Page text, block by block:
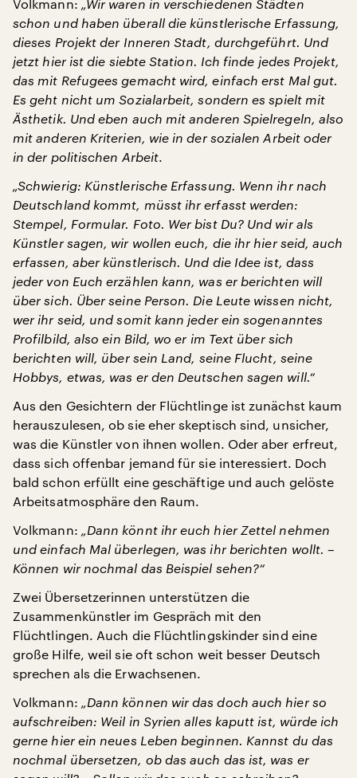
Volkmann: „Wir waren in verschiedenen Städten
schon und haben überall die künstlerische Erfassung,
dieses Projekt der Inneren Stadt, durchgeführt. Und
jetzt hier ist die siebte Station. Ich finde jedes Projekt,
das mit Refugees gemacht wird, einfach erst Mal gut.
Es geht nicht um Sozialarbeit, sondern es spielt mit
Ästhetik. Und eben auch mit anderen Spielregeln, also
mit anderen Kriterien, wie in der sozialen Arbeit oder
in der politischen Arbeit.
„Schwierig: Künstlerische Erfassung. Wenn ihr nach
Deutschland kommt, müsst ihr erfasst werden:
Stempel, Formular. Foto. Wer bist Du? Und wir als
Künstler sagen, wir wollen euch, die ihr hier seid, auch
erfassen, aber künstlerisch. Und die Idee ist, dass
jeder von Euch erzählen kann, was er berichten will
über sich. Über seine Person. Die Leute wissen nicht,
wer ihr seid, und somit kann jeder ein sogenanntes
Profilbild, also ein Bild, wo er im Text über sich
berichten will, über sein Land, seine Flucht, seine
Hobbys, etwas, was er den Deutschen sagen will.“
Aus den Gesichtern der Flüchtlinge ist zunächst kaum
herauszulesen, ob sie eher skeptisch sind, unsicher,
was die Künstler von ihnen wollen. Oder aber erfreut,
dass sich offenbar jemand für sie interessiert. Doch
bald schon erfüllt eine geschäftige und auch gelöste
Arbeitsatmosphäre den Raum.
Volkmann: „Dann könnt ihr euch hier Zettel nehmen
und einfach Mal überlegen, was ihr berichten wollt. –
Können wir nochmal das Beispiel sehen?“
Zwei Übersetzerinnen unterstützen die
Zusammenkünstler im Gespräch mit den
Flüchtlingen. Auch die Flüchtlingskinder sind eine
große Hilfe, weil sie oft schon weit besser Deutsch
sprechen als die Erwachsenen.
Volkmann: „Dann können wir das doch auch hier so
aufschreiben: Weil in Syrien alles kaputt ist, würde ich
gerne hier ein neues Leben beginnen. Kannst du das
nochmal übersetzen, ob das auch das ist, was er